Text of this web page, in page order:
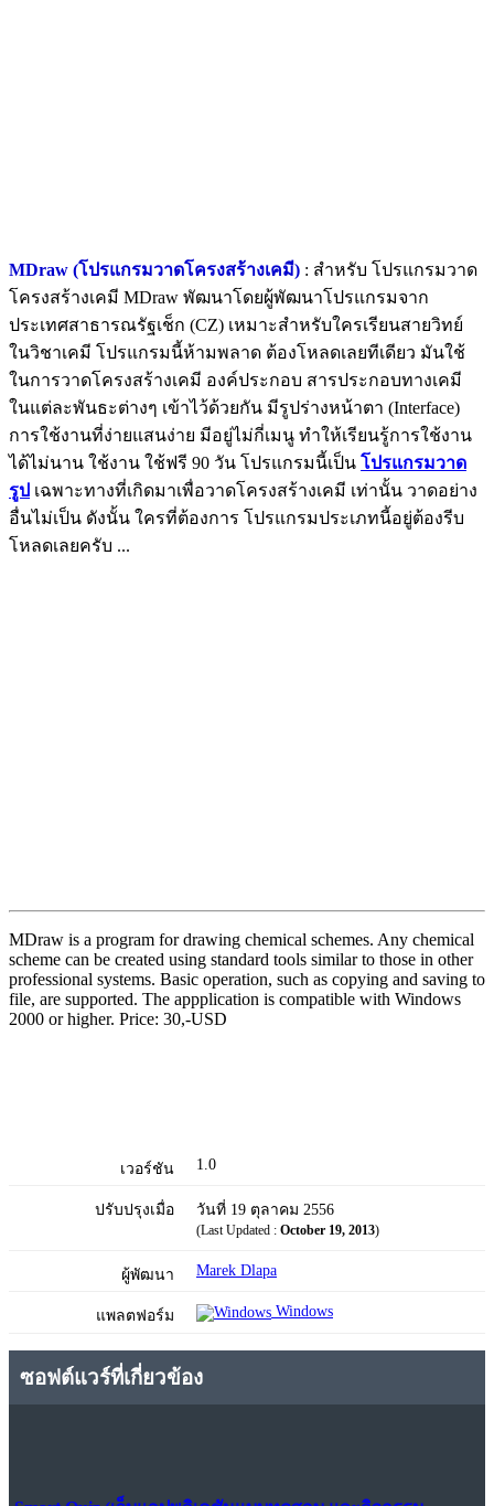
MDraw (โปรแกรมวาดโครงสร้างเคมี) : สำหรับ โปรแกรมวาด
โครงสร้างเคมี MDraw พัฒนาโดยผู้พัฒนาโปรแกรมจาก
ประเทศสาธารณรัฐเช็ก (CZ) เหมาะสำหรับใครเรียนสายวิทย์
ในวิชาเคมี โปรแกรมนี้ห้ามพลาด ต้องโหลดเลยทีเดียว มันใช้
ในการวาดโครงสร้างเคมี องค์ประกอบ สารประกอบทางเคมี
ในแต่ละพันธะต่างๆ เข้าไว้ด้วยกัน มีรูปร่างหน้าตา (Interface)
การใช้งานที่ง่ายแสนง่าย มีอยู่ไม่กี่เมนู ทำให้เรียนรู้การใช้งาน
ได้ไม่นาน ใช้งาน ใช้ฟรี 90 วัน โปรแกรมนี้เป็น โปรแกรมวาด
รูป เฉพาะทางที่เกิดมาเพื่อวาดโครงสร้างเคมี เท่านั้น วาดอย่าง
อื่นไม่เป็น ดังนั้น ใครที่ต้องการ โปรแกรมประเภทนี้อยู่ต้องรีบ
โหลดเลยครับ ...
MDraw is a program for drawing chemical schemes. Any chemical
scheme can be created using standard tools similar to those in other
professional systems. Basic operation, such as copying and saving to
file, are supported. The appplication is compatible with Windows
2000 or higher. Price: 30,-USD
เวอร์ชัน 1.0
ปรับปรุงเมื่อ วันที่ 19 ตุลาคม 2556
(Last Updated : October 19, 2013)
ผู้พัฒนา Marek Dlapa
แพลตฟอร์ม Windows
ซอฟต์แวร์ที่เกี่ยวข้อง